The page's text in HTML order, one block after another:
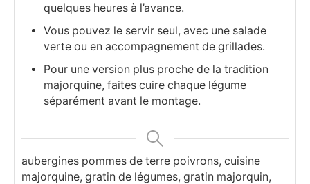
quelques heures à l’avance.
Vous pouvez le servir seul, avec une salade
verte ou en accompagnement de grillades.
Pour une version plus proche de la tradition
majorquine, faites cuire chaque légume
séparément avant le montage.
aubergines pommes de terre poivrons, cuisine
majorquine, gratin de légumes, gratin majorquin,